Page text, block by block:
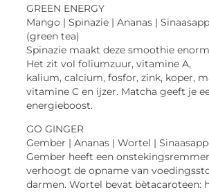
GREEN ENERGY
Mango | Spinazie | Ananas |
(green tea)
Spinazie maakt deze smoothie
Het zit vol foliumzuur, vitamine A,
kalium, calcium, fosfor, zink, koper,
vitamine C en ijzer. Matcha geeft je
energieboost.
GO GINGER
Gember | Ananas | Wortel |
Gember heeft een
verhoogt de opname van
darmen. Wortel bevat bètacaroteen: